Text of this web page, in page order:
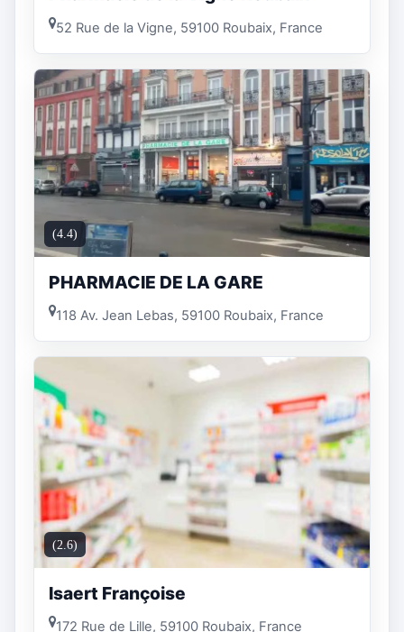
52 Rue de la Vigne, 59100 Roubaix, France
(4.4)
PHARMACIE DE LA GARE
118 Av. Jean Lebas, 59100 Roubaix, France
(2.6)
Isaert Françoise
172 Rue de Lille, 59100 Roubaix, France